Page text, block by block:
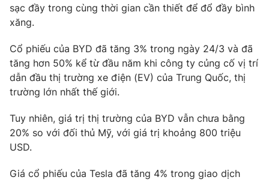
VTV4
VTV9 VTV8
Liên hệ tòa soạn
THỜI BÁO VTV
sạc đầy trong cùng thời gian cần thiết để đổ đầy bình
xăng.
Cổ phiếu của BYD đã tăng 3% trong ngày 24/3 và đã
tăng hơn 50% kể từ đầu năm khi công ty củng cố vị trí
dẫn đầu thị trường xe điện (EV) của Trung Quốc, thị
trường lớn nhất thế giới.
Tuy nhiên, giá trị thị trường của BYD vẫn chưa bằng
20% so với đối thủ Mỹ, với giá trị khoảng 800 triệu
USD.
Giá cổ phiếu của Tesla đã tăng 4% trong giao dịch